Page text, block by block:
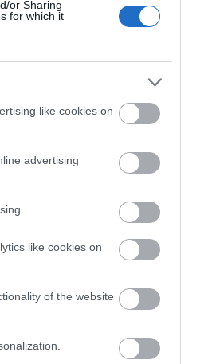
or Sharing
for which it
like cookies on
advertising
like cookies on
of the website
rádiót dugják el a
hozzászólás után
listán. Ugyanis a
a Track
adása következik.
netán